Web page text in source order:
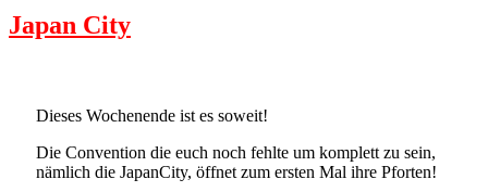
Japan City
Dieses Wochenende ist es soweit!
Die Convention die euch noch fehlte um komplett zu sein,
nämlich die JapanCity, öffnet zum ersten Mal ihre Pforten!